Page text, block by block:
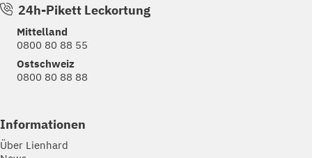
24h-Pikett Leckortung
Mittelland
0800 80 88 55
Ostschweiz
0800 80 88 88
Informationen
Über Lienhard